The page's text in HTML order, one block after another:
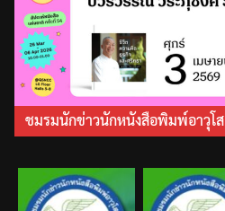
ชมรมนักข่าวนักหนังสือพิมพ์อาวุโส